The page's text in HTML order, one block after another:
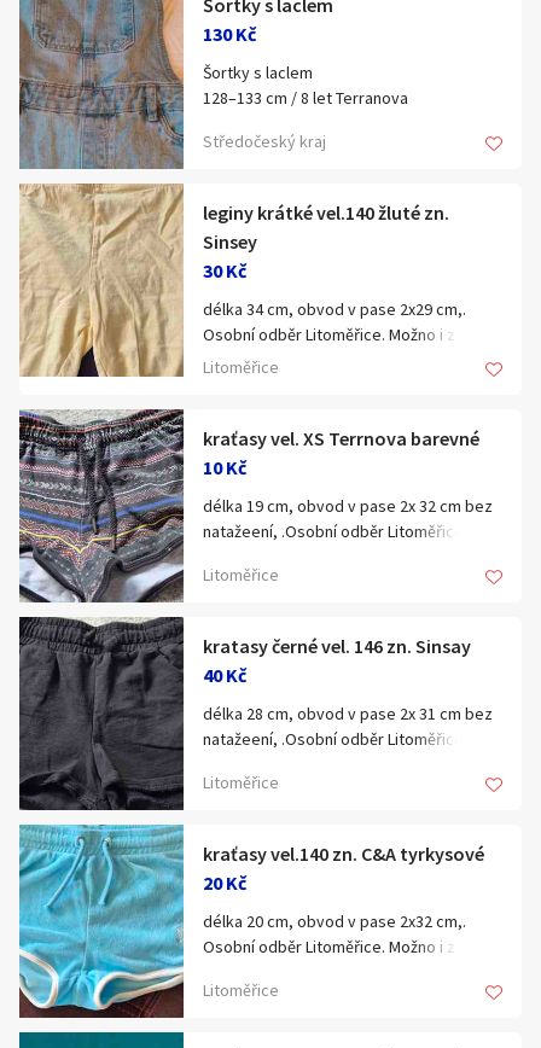
Šortky s laclem
130 Kč
Šortky s laclem
128–133 cm / 8 let Terranova
-sortky-s-laclem
Středočeský kraj
leginy krátké vel.140 žluté zn.
Sinsey
30 Kč
délka 34 cm, obvod v pase 2x29 cm,.
Osobní odběr Litoměřice. Možno i zaslat
za poplatek
Litoměřice
kraťasy vel. XS Terrnova barevné
10 Kč
délka 19 cm, obvod v pase 2x 32 cm bez
natažeení, .Osobní odběr Litoměřice.
Litoměřice
kratasy černé vel. 146 zn. Sinsay
40 Kč
délka 28 cm, obvod v pase 2x 31 cm bez
natažeení, .Osobní odběr Litoměřice.
Litoměřice
kraťasy vel.140 zn. C&A tyrkysové
20 Kč
délka 20 cm, obvod v pase 2x32 cm,.
Osobní odběr Litoměřice. Možno i zaslat
Litoměřice
Km
Celá ČR
Hlavní město Praha
Jihočeský kraj
Jihomoravský kraj
Zobrazit všechny regiony
Hledat v textu
Nabídka/poptávka
Velikost (věk, výška dítěte)
50
56
Klíčové slovo:
Neuvedeno
Lokalita:
Neuvedeno
Ráno Večer
E-mail
Souhlasím s personalizací nabídek, zasíláním